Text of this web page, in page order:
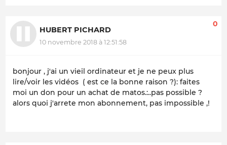
HUBERT PICHARD
10 novembre 2018 à 12:51:58
0
bonjour , j'ai un vieil ordinateur et je ne peux plus
lire/voir les vidéos ( est ce la bonne raison ?): faites
moi un don pour un achat de matos.:..pas possible ?
alors quoi j'arrete mon abonnement, pas impossible ,!